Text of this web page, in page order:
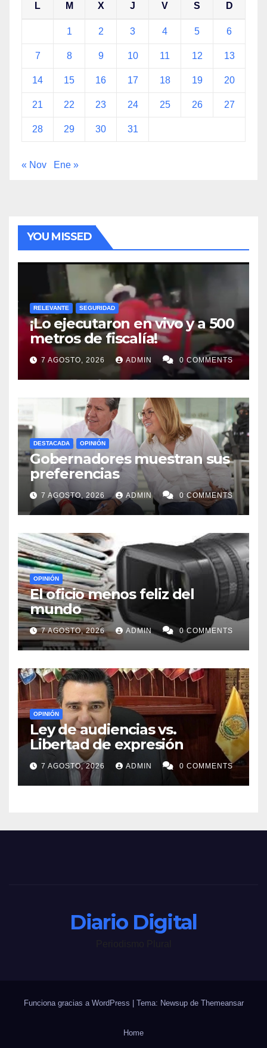
L M X J V S D
1 2 3 4 5 6
7 8 9 10 11 12 13
14 15 16 17 18 19 20
21 22 23 24 25 26 27
28 29 30 31
« Nov Ene »
YOU MISSED
RELEVANTE SEGURIDAD
¡Lo ejecutaron en vivo y a 500
metros de fiscalía!
7 AGOSTO, 2026 ADMIN 0 COMMENTS
DESTACADA OPINIÓN
Gobernadores muestran sus
preferencias
7 AGOSTO, 2026 ADMIN 0 COMMENTS
OPINIÓN
El oficio menos feliz del
mundo
7 AGOSTO, 2026 ADMIN 0 COMMENTS
OPINIÓN
Ley de audiencias vs.
Libertad de expresión
7 AGOSTO, 2026 ADMIN 0 COMMENTS
Diario Digital
Funciona gracias a WordPress | Tema: Newsup de Themeansar
Home